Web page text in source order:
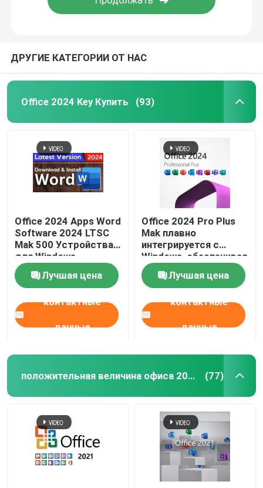
Свяжитесь с нами
Новости
Запросите цитату
Office 2024 Key Купить
положительная величина офиса 2021
Офис 365 A3
Главный ключ Windows 11
Ключ для Windows 11 Enterprise
ДРУГИЕ КАТЕГОРИИ ОТ НАС
Office 2024 Key Купить (93)
Office 2024 Apps Word
Software 2024 LTSC
Mak 500 Устройства
для Windows
Лучшая цена
контактные
данные
Office 2024 Pro Plus
Mak плавно
интегрируется с
Windows, обеспечивая
знакомый и
пользовательский
опыт
Лучшая цена
контактные
данные
положительная величина офиса 2021 профессиональная (77)